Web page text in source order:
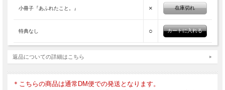
小冊子『あふれたこと。』 × 在庫切れ
特典なし ○
返品についての詳細はこちら
＊こちらの商品は通常DM便での発送となります。